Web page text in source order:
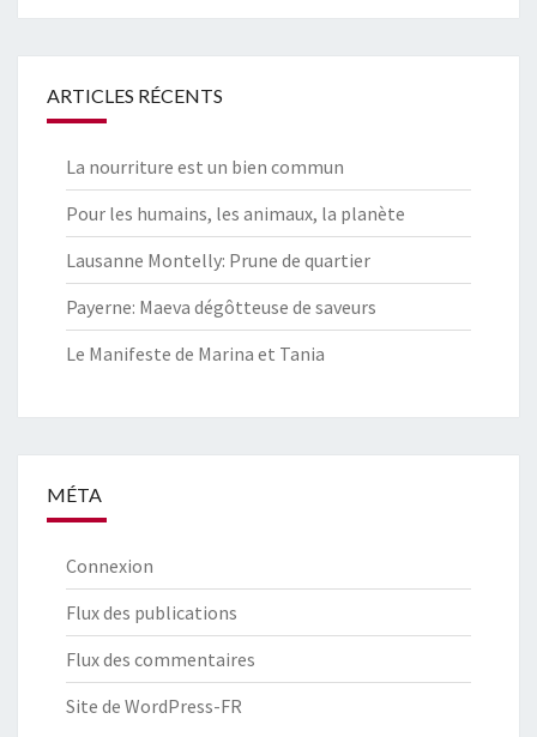
ARTICLES RÉCENTS
La nourriture est un bien commun
Pour les humains, les animaux, la planète
Lausanne Montelly: Prune de quartier
Payerne: Maeva dégôtteuse de saveurs
Le Manifeste de Marina et Tania
MÉTA
Connexion
Flux des publications
Flux des commentaires
Site de WordPress-FR